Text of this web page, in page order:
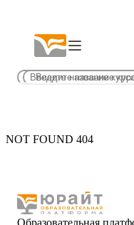
NOT FOUND 404
Образовательная